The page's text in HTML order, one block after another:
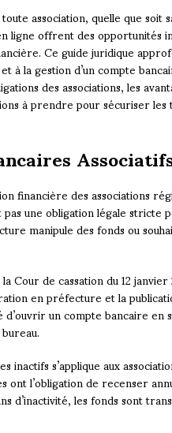
association, quelle que soit
ligne offrent des opportunités
Ce guide juridique
à la gestion d’un compte
des associations, les
à prendre pour sécuriser
financière des associations
une obligation légale stricte
manipule des fonds ou
de cassation du 12
en préfecture et la
un compte bancaire en
s’applique aux
l’obligation de recenser
d’inactivité, les fonds sont